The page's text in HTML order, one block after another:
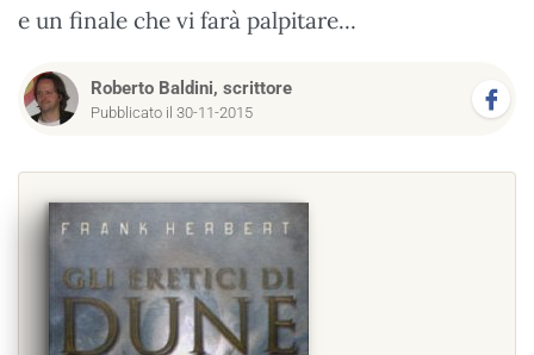
e un finale che vi farà palpitare...
Roberto Baldini, scrittore
Pubblicato il 30-11-2015